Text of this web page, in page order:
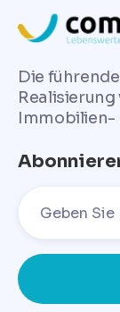
Die
Immobilien-